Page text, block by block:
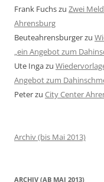
Frank Fuchszu Zwei
Ahrensburg
Beuteahrensburgerzu
„ein Angebot zum
Ute Ingazu
Angebot zum
Peterzu City Center
Archiv (bis Mai 2013)
ARCHIV (AB MAI 2013)